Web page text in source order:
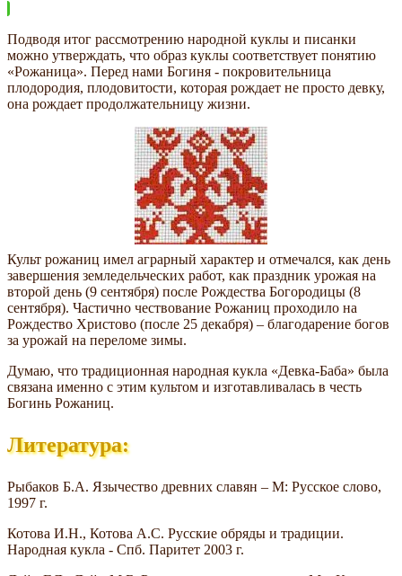
Подводя итог рассмотрению народной куклы и писанки
можно утверждать, что образ куклы соответствует понятию
«Рожаница». Перед нами Богиня - покровительница
плодородия, плодовитости, которая рождает не просто девку,
она рождает продолжательницу жизни.
Культ рожаниц имел аграрный характер и отмечался, как день
завершения земледельческих работ, как праздник урожая на
второй день (9 сентября) после Рождества Богородицы (8
сентября). Частично чествование Рожаниц проходило на
Рождество Христово (после 25 декабря) – благодарение богов
за урожай на переломе зимы.
Думаю, что традиционная народная кукла «Девка-Баба» была
связана именно с этим культом и изготавливалась в честь
Богинь Рожаниц.
Литература:
Рыбаков Б.А. Язычество древних славян – М: Русское слово,
1997 г.
Котова И.Н., Котова А.С. Русские обряды и традиции.
Народная кукла - Спб. Паритет 2003 г.